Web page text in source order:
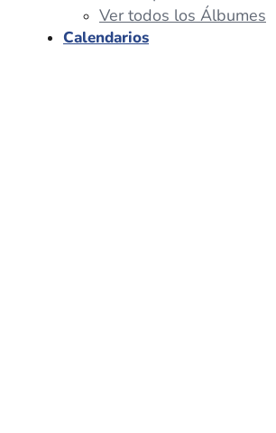
Ver todos los Álbumes
Calendarios